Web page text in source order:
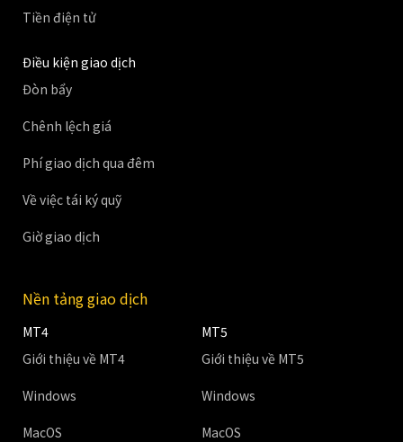
Tiền điện tử
Điều kiện giao dịch
Đòn bẩy
Chênh lệch giá
Phí giao dịch qua đêm
Về việc tái ký quỹ
Giờ giao dịch
Nền tảng giao dịch
MT4
Giới thiệu về MT4
Windows
MacOS
MT5
Giới thiệu về MT5
Windows
MacOS